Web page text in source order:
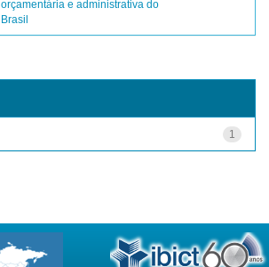
orçamentária e administrativa do
Brasil
1